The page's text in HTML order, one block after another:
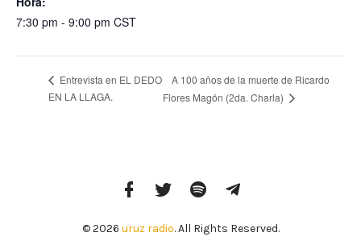
7:30 pm - 9:00 pm CST
Entrevista en EL DEDO
EN LA LLAGA.
A 100 años de la muerte de Ricardo
Flores Magón (2da. Charla)
Facebook
Profile
Twitter Spotify
© 2026 uruz radio. All Rights Reserved.